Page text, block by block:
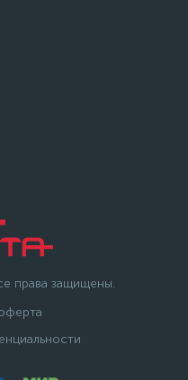
права защищены.